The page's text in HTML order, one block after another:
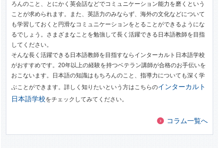
ろんのこと、とにかく英会話などでコミュニケーション能力を磨くという
ことが求められます。また、英語力のみならず、海外の文化などについて
も学習しておくと円滑なコミュニケーションをとることができるようにな
るでしょう。さまざまなことを勉強して長く活躍できる日本語教師を目指
してください。
そんな長く活躍できる日本語教師を目指すならインターカルト日本語学校
がおすすめです。20年以上の経験を持つベテラン講師が合格のお手伝いを
おこないます。日本語の知識はもちろんのこと、指導力についても深く学
ぶことができます。詳しく知りたいという方はこちらのインターカルト
日本語学校をチェックしてみてください。
コラム一覧へ